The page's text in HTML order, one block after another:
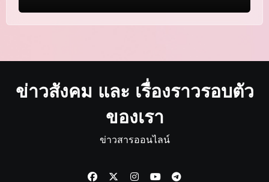
ข่าวสังคม และ เรื่องราวรอบตัว
ของเรา
ข่าวสารออนไลน์